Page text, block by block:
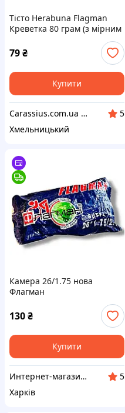
Тісто Herabuna Flagman
Креветка 80 грам (з мірним
79₴
Купити
Carassius.com.ua - Все для риболовлі та відпочинку
5
Хмельницький
Камера 26/1.75 нова
Флагман
130₴
Купити
Интернет-магазин "ОРЕХ"
5
Харків